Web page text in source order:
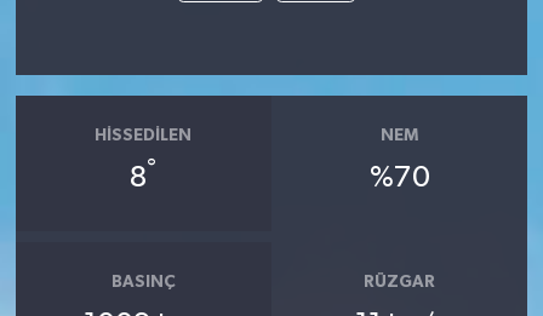
HISSEDILEN
8°
NEM
%70
BASINÇ RÜZGAR